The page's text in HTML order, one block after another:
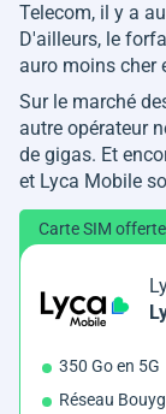
Telecom, il y a
D'ailleurs, le
auro moins cher
Sur le marché
autre opérateur
de gigas. Et
et Lyca Mobile
Carte SIM offerte
350 Go en 5G
Réseau